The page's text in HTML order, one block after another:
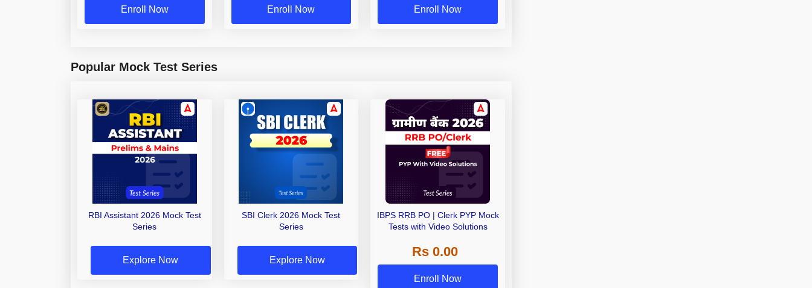
Enroll Now Enroll Now Enroll Now
Popular Mock Test Series
RBI Assistant 2026 Mock Test
Series
Explore Now
SBI Clerk 2026 Mock Test
Series
Explore Now
IBPS RRB PO | Clerk PYP Mock
Tests with Video Solutions
Rs 0.00
Enroll Now